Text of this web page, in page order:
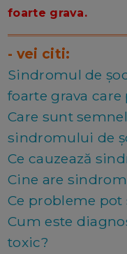
foarte grava.
- vei citi:
Sindromul de
foarte grava
Care sunt
sindromului de
Ce cauzează
Cine are
Ce probleme pot
Cum este
toxic?